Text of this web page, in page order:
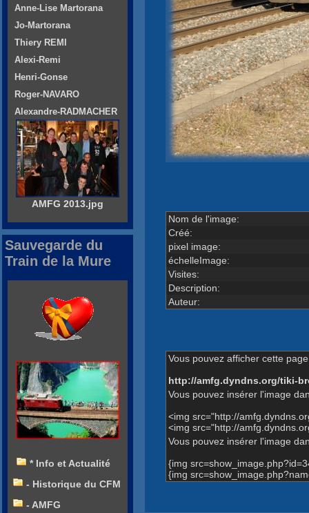
Nom de l'image:
Créé:
pixel image:
échelleImage:
Visites:
Description:
Auteur:
Vous pouvez afficher cette
http://amfg.dyndns.org/tiki-
Vous pouvez insérer l'image
<img src="http://
<img src="http://
Vous pouvez insérer l'image
{img
{img
Anne-Lise Martorana
Jo-Martorana
Thiery REMI
Alexi-Remi
Henri-Gonse
Roger-NAVARO
Alexandre-RADMACHER
AMFG 2013.jpg
Sauvegarde du
Train de la Mure
* Info et Actualité
- Historique du CFM
- AMFG